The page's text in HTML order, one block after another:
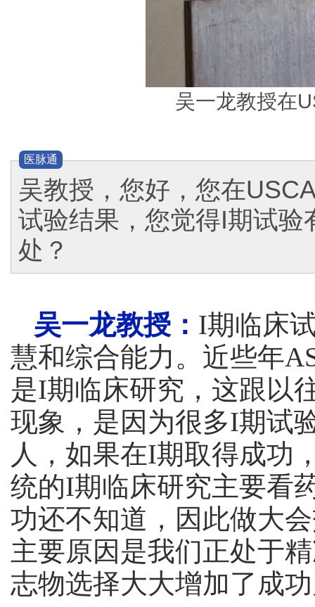
吴一龙教授在
医脉通
吴教授，您好，您在
试验结果，您觉得I期试
处？
吴一龙教授： I期临床
慧和综合能力。近些年
是I期临床研究，这跟以
现象，是因为很多I期试
人，如果在I期取得成功
统的I期临床研究主要看
功还不知道，因此做大
主要原因是我们正处于
志物选择大大增加了成